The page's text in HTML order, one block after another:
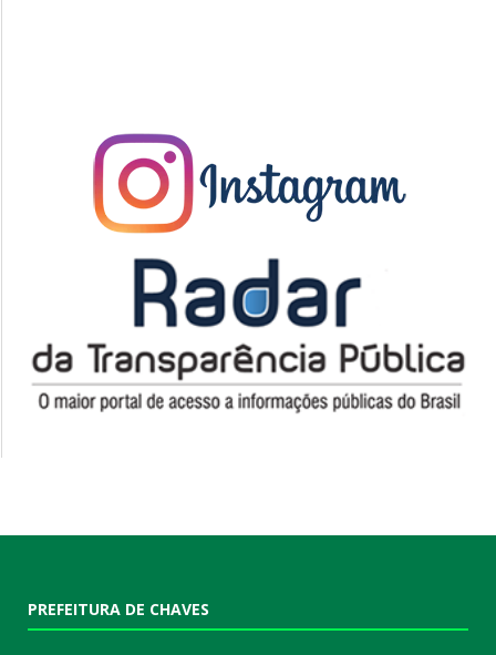
PREFEITURA DE CHAVES